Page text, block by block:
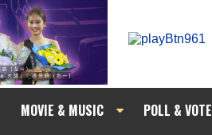
MOVIE & MUSIC POLL & VOTE